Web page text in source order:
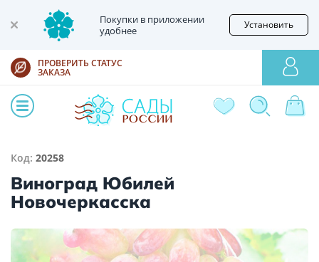
Покупки в приложении
удобнее
Установить
ПРОВЕРИТЬ СТАТУС
ЗАКАЗА
Код: 20258
Виноград Юбилей
Новочеркасска